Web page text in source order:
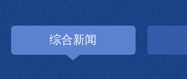
综合新闻